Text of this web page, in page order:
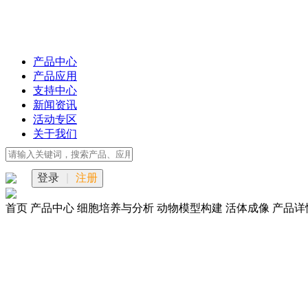
产品中心
产品应用
支持中心
新闻资讯
活动专区
关于我们
登录 注册
首页 产品中心 细胞培养与分析 动物模型构建 活体成像 产品详